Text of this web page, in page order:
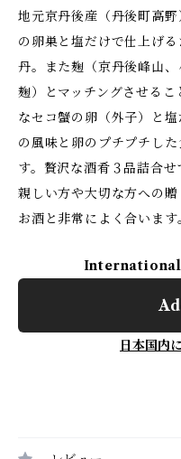
地元京丹後産（丹後町高
の卵巣と塩だけで仕上げ
丹。また麹（京丹後峰山
麹）とマッチングさせる
なセコ蟹の卵（外子）と
の風味と卵のプチプチし
す。贅沢な酒肴３品詰合せ
親しい方や大切な方への贈
お酒と非常によく合います
日本国内